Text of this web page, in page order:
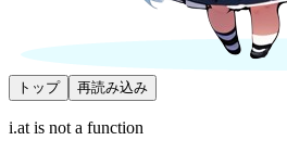
トップ 再読み込み
i.at is not a function